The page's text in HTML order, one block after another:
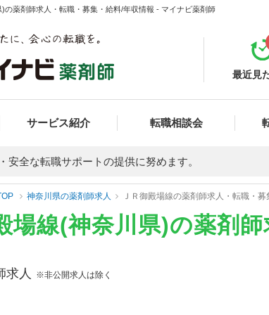
)の薬剤師求人・転職・募集・給料/年収情報 - マイナビ薬剤師
最近見
サービス紹介 転職相談会
安全な転職サポートの提供に努めます。
神奈川県の薬剤師求人 ＪＲ御殿場線の薬剤師求人・転職・募
場線(神奈川県)の薬剤
求人 ※非公開求人は除く